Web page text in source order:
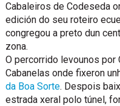
Cabaleiros de Codeseda
edición do seu roteiro
congregou a preto dun
zona.
O percorrido levounos por
Cabanelas onde fixeron
da Boa Sorte. Despois
estrada xeral polo túnel,